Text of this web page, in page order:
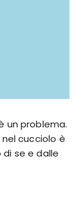
un problema.
cucciolo è
se e dalle